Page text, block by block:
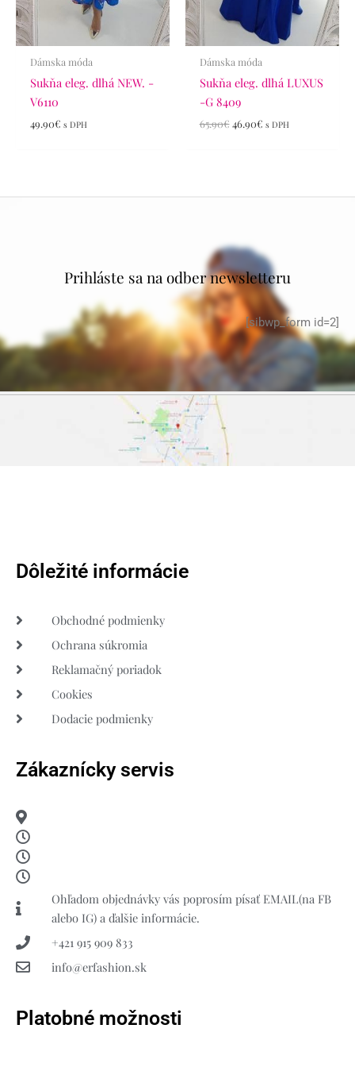
Dámska móda
Sukňa eleg. dlhá NEW. -
V6110
49.90€ s DPH
Dámska móda
Sukňa eleg. dlhá LUXUS
-G 8409
65.90€ 46.90€ s DPH
Prihláste sa na odber newsletteru
[sibwp_form id=2]
Dôležité informácie
Obchodné podmienky
Ochrana súkromia
Reklamačný poriadok
Cookies
Dodacie podmienky
Zákaznícky servis
Ohľadom objednávky vás poprosím písať EMAIL(na FB
alebo IG) a ďalšie informácie.
+421 915 909 833
info@erfashion.sk
Platobné možnosti